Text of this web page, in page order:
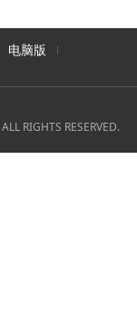
电脑版
RIGHTS RESERVED.